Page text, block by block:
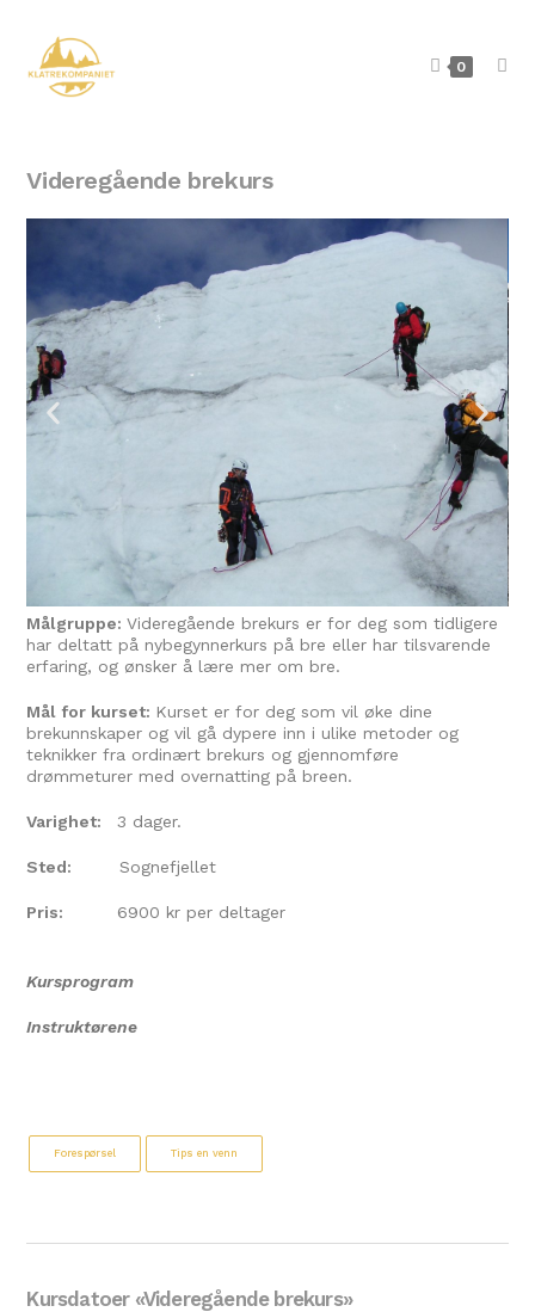
0
Videregående brekurs
Målgruppe:Videregående brekurs er for deg som tidligere
har deltatt på nybegynnerkurs på bre eller har tilsvarende
erfaring, og ønsker å lære mer om bre.
Mål for kurset: Kurset er for deg som vil øke dine
brekunnskaper og vil gå dypere inn i ulike metoder og
teknikker fra ordinært brekurs og gjennomføre
drømmeturer med overnatting på breen.
Varighet: 3 dager.
Sted: Sognefjellet
Pris: 6900 kr per deltager
Kursprogram
Instruktørene
Forespørsel Tips en venn
Kursdatoer «Videregående brekurs»